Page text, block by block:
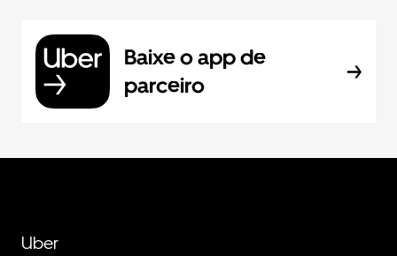
Baixe o app de
parceiro
Uber